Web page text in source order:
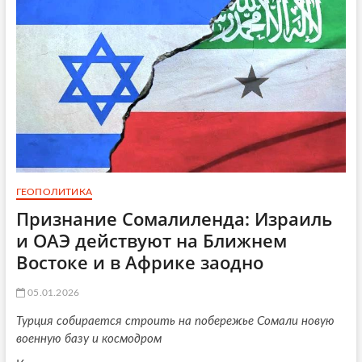
ГЕОПОЛИТИКА
Признание Сомалиленда: Израиль
и ОАЭ действуют на Ближнем
Востоке и в Африке заодно
05.01.2026
Турция собирается строить на побережье Сомали новую
военную базу и космодром